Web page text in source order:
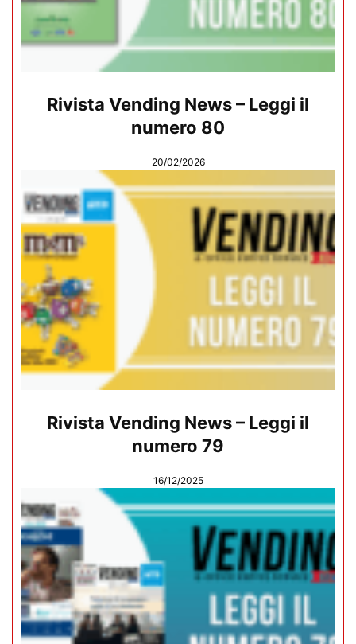
Rivista Vending News – Leggi il
numero 80
20/02/2026
Rivista Vending News – Leggi il
numero 79
16/12/2025